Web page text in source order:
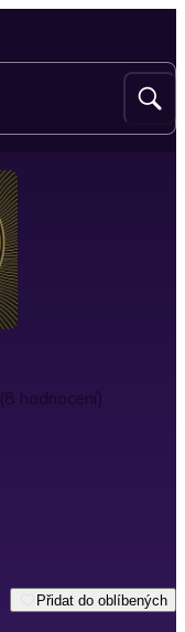
(8 hodnocení)
Přidat do oblíbených